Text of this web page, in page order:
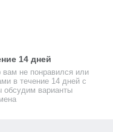
14 дней
вам не понравился или
в течение 14 дней с
обсудим варианты